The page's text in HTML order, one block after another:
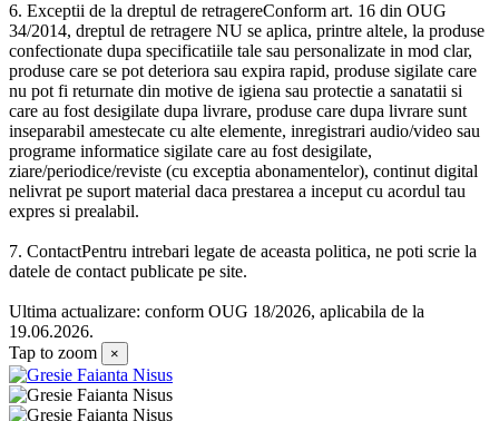
6. Exceptii de la dreptul de retragereConform art. 16 din OUG
34/2014, dreptul de retragere NU se aplica, printre altele, la produse
confectionate dupa specificatiile tale sau personalizate in mod clar,
produse care se pot deteriora sau expira rapid, produse sigilate care
nu pot fi returnate din motive de igiena sau protectie a sanatatii si
care au fost desigilate dupa livrare, produse care dupa livrare sunt
inseparabil amestecate cu alte elemente, inregistrari audio/video sau
programe informatice sigilate care au fost desigilate,
ziare/periodice/reviste (cu exceptia abonamentelor), continut digital
nelivrat pe suport material daca prestarea a inceput cu acordul tau
expres si prealabil.
7. ContactPentru intrebari legate de aceasta politica, ne poti scrie la
datele de contact publicate pe site.
Ultima actualizare: conform OUG 18/2026, aplicabila de la
19.06.2026.
Tap to zoom
×